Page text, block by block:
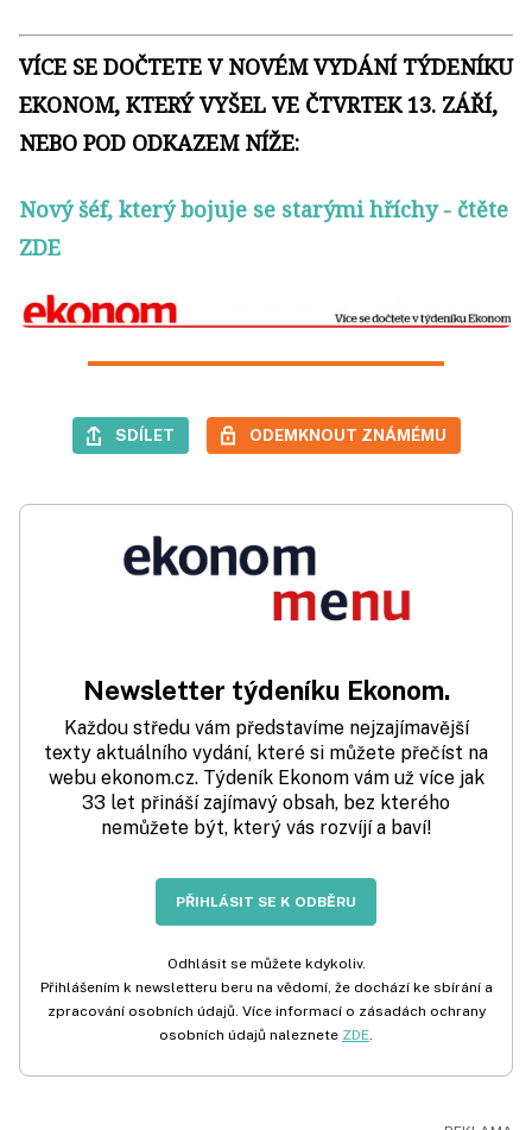
VÍCE SE DOČTETE V NOVÉM VYDÁNÍ TÝDENÍKU
EKONOM, KTERÝ VYŠEL VE ČTVRTEK 13. ZÁŘÍ,
NEBO POD ODKAZEM NÍŽE:
Nový šéf, který bojuje se starými hříchy- čtěte
ZDE
SDÍLET ODEMKNOUT ZNÁMÉMU
Newsletter týdeníku Ekonom.
Každou středu vám představíme nejzajímavější
texty aktuálního vydání, které si můžete přečíst na
webu ekonom.cz. Týdeník Ekonom vám už více jak
33 let přináší zajímavý obsah, bez kterého
nemůžete být, který vás rozvíjí a baví!
PŘIHLÁSIT SE K ODBĚRU
Odhlásit se můžete kdykoliv.
Přihlášením k newsletteru beru na vědomí, že dochází ke sbírání a
zpracování osobních údajů. Více informací o zásadách ochrany
osobních údajů naleznete ZDE.